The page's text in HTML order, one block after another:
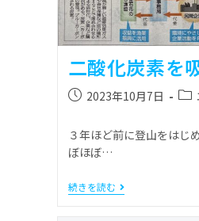
二酸化炭素を
2023年10月7日
３年ほど前に登山をはじ
ぼほぼ…
続きを読む